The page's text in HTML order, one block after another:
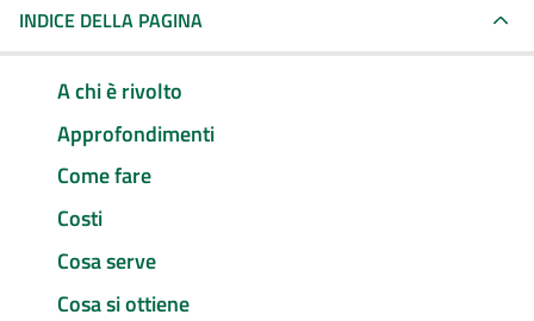
INDICE DELLA PAGINA
A chi è rivolto
Approfondimenti
Come fare
Costi
Cosa serve
Cosa si ottiene